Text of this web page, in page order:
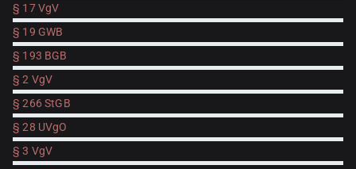
§ 17 VgV
§ 19 GWB
§ 193 BGB
§ 2 VgV
§ 266 StGB
§ 28 UVgO
§ 3 VgV